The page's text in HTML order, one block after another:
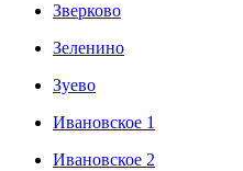
Зверково
Зеленино
Зуево
Ивановское 1
Ивановское 2